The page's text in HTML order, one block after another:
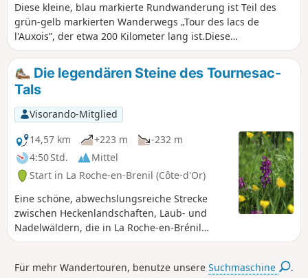
Diese kleine, blau markierte Rundwanderung ist Teil des
grün-gelb markierten Wanderwegs „Tour des lacs de
l'Auxois”, der etwa 200 Kilometer lang ist.Diese
Wanderwege werden von den 5 Wegmarkierern des Vereins
Rando-Gym-Civry, der dem CDRP21 angeschlossen ist,
gepflegt und markiert.Auf dieser halbtägigen Wanderung
können Sie das hübsche mittelalterliche Dorf Mont-Saint-
Jean entdecken und von den Anhöhen aus die schönen
Ausblicke auf das Auxois im Osten und den Morvan im
Süden und Westen genießen.
Die legendären Steine des Tournesac-
Tals
Visorando-Mitglied
14,57 km
+223 m
-232 m
4:50 Std.
Mittel
Start in La Roche-en-Brenil (Côte-d'Or)
Eine schöne, abwechslungsreiche Strecke
zwischen Heckenlandschaften, Laub- und
Nadelwäldern, die in La Roche-en-Brénil
beginnt und Ihnen drei schöne Granitfelsen
Legenden sind.
Für mehr Wandertouren, benutze unsereSuchmaschine .